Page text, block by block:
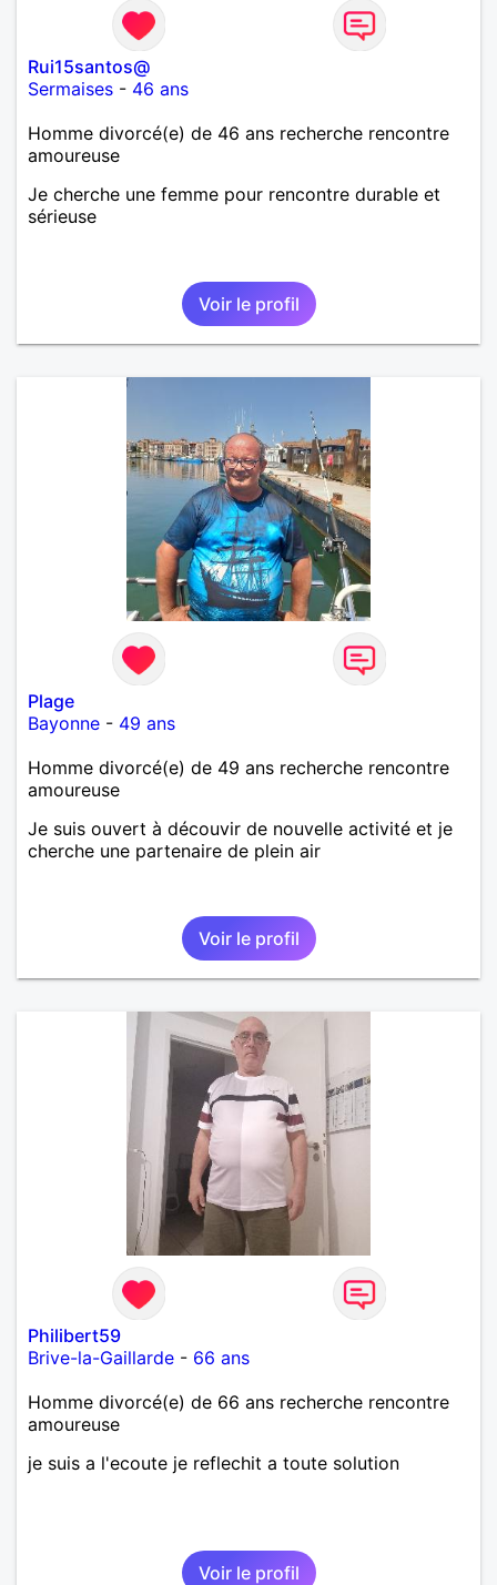
Rui15santos@
Sermaises - 46 ans
Homme divorcé(e) de 46 ans recherche rencontre
amoureuse
Je cherche une femme pour rencontre durable et
sérieuse
Voir le profil
Plage
Bayonne - 49 ans
Homme divorcé(e) de 49 ans recherche rencontre
amoureuse
Je suis ouvert à découvir de nouvelle activité et je
cherche une partenaire de plein air
Voir le profil
Philibert59
Brive-la-Gaillarde - 66 ans
Homme divorcé(e) de 66 ans recherche rencontre
amoureuse
je suis a l'ecoute je reflechit a toute solution
Voir le profil